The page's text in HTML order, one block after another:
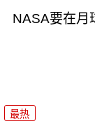
NASA要在月
最热